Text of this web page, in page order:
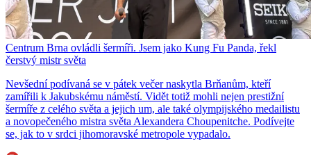
Centrum Brna ovládli šermíři. Jsem jako Kung Fu Panda, řekl
čerstvý mistr světa
Nevšední podívaná se v pátek večer naskytla Brňanům, kteří
zamířili k Jakubskému náměstí. Vidět totiž mohli nejen prestižní
šermíře z celého světa a jejich um, ale také olympijského medailistu
a novopečeného mistra světa Alexandera Choupenitche. Podívejte
se, jak to v srdci jihomoravské metropole vypadalo.